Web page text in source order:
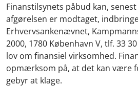
Finanstilsynets påbud kan,
afgørelsen er modtaget,
Erhvervsankenævnet,
2000, 1780 København V, tlf. 33
lov om finansiel virksomhed.
opmærksom på, at det kan være
gebyr at klage.